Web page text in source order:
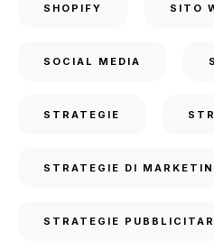
SHOPIFY SITO
SOCIAL MEDIA
STRATEGIE
STRATEGIE DI
STRATEGIE